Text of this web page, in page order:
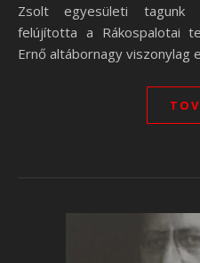
Zsolt egyesületi tagunk
felújította a Rákospalotai
Ernő altábornagy viszonylag